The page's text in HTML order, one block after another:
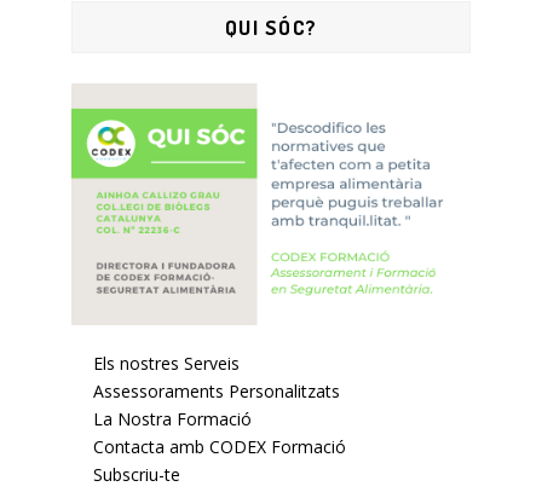
QUI SÓC?
Els nostres Serveis
Assessoraments Personalitzats
La Nostra Formació
Contacta amb CODEX Formació
Subscriu-te